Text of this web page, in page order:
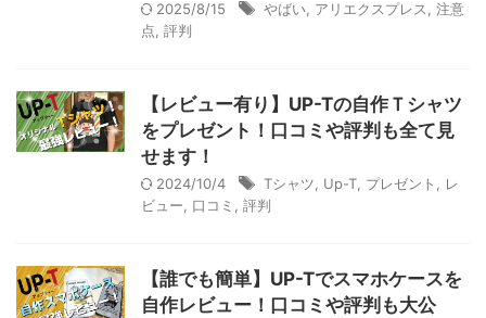
2025/8/15 やばい アリエクスプレス
注意
点 評判
【レビュー有り】UP-Tの自作Ｔシャツ
をプレゼント！口コミや評判も全て見
せます！
2024/10/4 Tシャツ Up-T プレゼント
レ
ビュー
口コミ 評判
【誰でも簡単】UP-Tでスマホケースを
自作レビュー！口コミや評判も大公